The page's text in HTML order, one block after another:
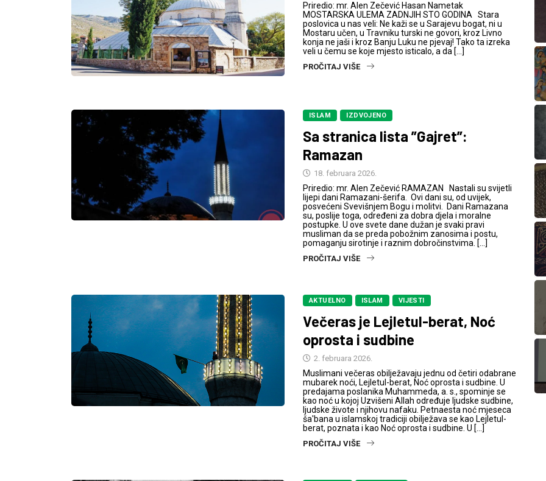
Priredio: mr. Alen Zečević Hasan Nametak
MOSTARSKA ULEMA ZADNJIH STO GODINA Stara
poslovica u nas veli: Ne kaži se u Sarajevu bogat, ni u
Mostaru učen, u Travniku turski ne govori, kroz Livno
konja ne jaši i kroz Banju Luku ne pjevaj! Tako ta izreka
veli u čemu se koje mjesto isticalo, a da […]
PROČITAJ VIŠE
ISLAM IZDVOJENO
Sa stranica lista ”Gajret”:
Ramazan
18. februara 2026.
Priredio: mr. Alen Zečević RAMAZAN Nastali su svijetli
lijepi dani Ramazani-šerifa. Ovi dani su, od uvijek,
posvećeni Svevišnjem Bogu i molitvi. Dani Ramazana
su, poslije toga, određeni za dobra djela i moralne
postupke. U ove svete dane dužan je svaki pravi
musliman da se preda pobožnim zanosima i postu,
pomaganju sirotinje i raznim dobročinstvima. […]
PROČITAJ VIŠE
AKTUELNO ISLAM VIJESTI
Večeras je Lejletul-berat, Noć
oprosta i sudbine
2. februara 2026.
Muslimani večeras obilježavaju jednu od četiri odabrane
mubarek noći, Lejletul-berat, Noć oprosta i sudbine. U
predajama poslanika Muhammeda, a. s., spominje se
kao noć u kojoj Uzvišeni Allah određuje ljudske sudbine,
ljudske živote i njihovu nafaku. Petnaesta noć mjeseca
ša'bana u islamskoj tradiciji obilježava se kao Lejletul-
berat, poznata i kao Noć oprosta i sudbine. U […]
PROČITAJ VIŠE